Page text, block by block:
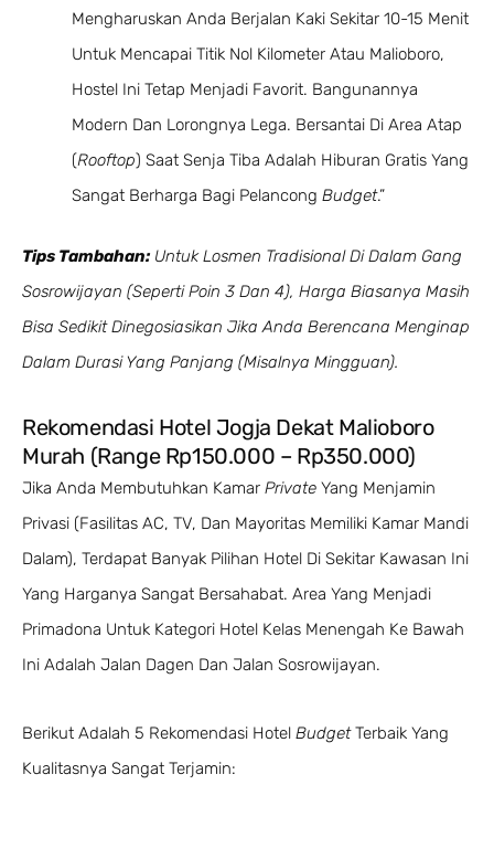
Mengharuskan Anda Berjalan Kaki Sekitar 10-15 Menit
Untuk Mencapai Titik Nol Kilometer Atau Malioboro,
Hostel Ini Tetap Menjadi Favorit. Bangunannya
Modern Dan Lorongnya Lega. Bersantai Di Area Atap
(Rooftop) Saat Senja Tiba Adalah Hiburan Gratis Yang
Sangat Berharga Bagi Pelancong Budget.”
Tips Tambahan: Untuk Losmen Tradisional Di Dalam Gang
Sosrowijayan (seperti Poin 3 Dan 4), Harga Biasanya Masih
Bisa Sedikit Dinegosiasikan Jika Anda Berencana Menginap
Dalam Durasi Yang Panjang (misalnya Mingguan).
Rekomendasi Hotel Jogja Dekat Malioboro
Murah (Range Rp150.000 – Rp350.000)
Jika Anda Membutuhkan Kamar Private Yang Menjamin
Privasi (fasilitas AC, TV, Dan Mayoritas Memiliki Kamar Mandi
Dalam), Terdapat Banyak Pilihan Hotel Di Sekitar Kawasan Ini
Yang Harganya Sangat Bersahabat. Area Yang Menjadi
Primadona Untuk Kategori Hotel Kelas Menengah Ke Bawah
Ini Adalah Jalan Dagen Dan Jalan Sosrowijayan.
Berikut Adalah 5 Rekomendasi Hotel BudgetTerbaik Yang
Kualitasnya Sangat Terjamin: